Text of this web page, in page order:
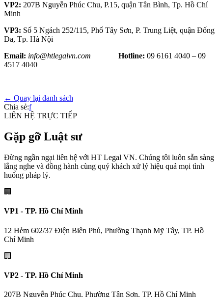
VP2: 207B Nguyễn Phúc Chu, P.15, quận Tân Bình, Tp. Hồ Chí
Minh
VP3: Số 5 Ngách 252/115, Phố Tây Sơn, P. Trung Liệt, quận Đống
Đa, Tp. Hà Nội
Email: info@htlegalvn.com Hotline: 09 6161 4040 – 09
4517 4040
← Quay lại danh sách
Chia sẻ:f
LIÊN HỆ TRỰC TIẾP
Gặp gỡ Luật sư
Đừng ngần ngại liên hệ với HT Legal VN. Chúng tôi luôn sẵn sàng
lắng nghe và đồng hành cùng quý khách xử lý hiệu quả mọi tình
huống pháp lý.
🏢
VP1 - TP. Hồ Chí Minh
12 Hẻm 602/37 Điện Biên Phủ, Phường Thạnh Mỹ Tây, TP. Hồ
Chí Minh
🏢
VP2 - TP. Hồ Chí Minh
207B Nguyễn Phúc Chu, Phường Tân Sơn, TP. Hồ Chí Minh